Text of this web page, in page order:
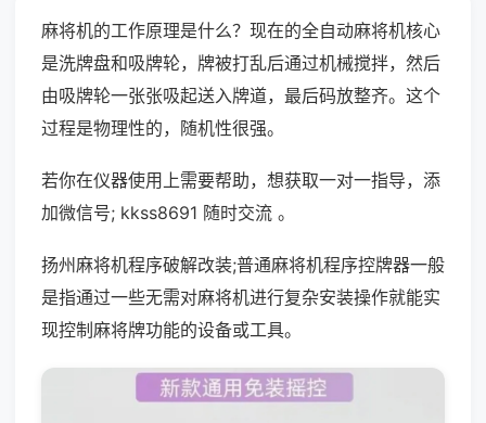
麻将机的工作原理是什么？现在的全自动麻将机核心
是洗牌盘和吸牌轮，牌被打乱后通过机械搅拌，然后
由吸牌轮一张张吸起送入牌道，最后码放整齐。这个
过程是物理性的，随机性很强。
若你在仪器使用上需要帮助，想获取一对一指导，添
加微信号; kkss8691 随时交流 。
扬州麻将机程序破解改装;普通麻将机程序控牌器一般
是指通过一些无需对麻将机进行复杂安装操作就能实
现控制麻将牌功能的设备或工具。